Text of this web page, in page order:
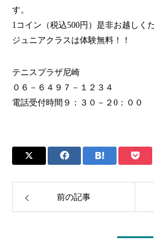
す。
1コイン（税込500円）是非お越し
ジュニアクラスは体験無料！！
テニスプラザ尼崎
０６－６４９７－１２３４
電話受付時間９：３０－２0：００
前の記事